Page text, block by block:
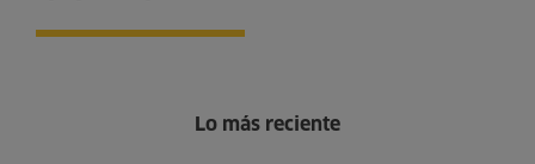
Lo más reciente